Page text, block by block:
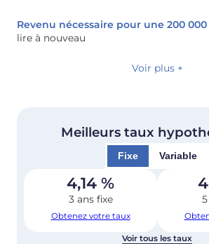
Revenu nécessaire pour une 200
lire à nouveau
Voir plus +
Meilleurs taux
Fixe Variable
4,14 %
3 ans fixe
Obtenez votre taux
Voir tous les taux